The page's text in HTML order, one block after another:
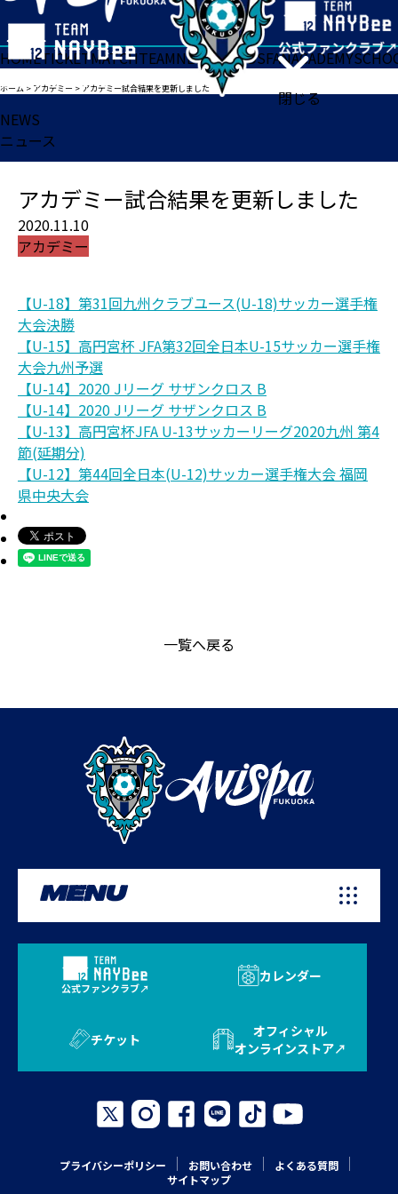
閉じる
HOMETICKETMATCHTEAMNEWSGOODSFANACADEMY
ホーム > アカデミー > アカデミー試合結果を更新しました
NEWS
ニュース
アカデミー試合結果を更新しました
2020.11.10
アカデミー
【U-18】第31回九州クラブユース(U-18)サッカー選手権
大会決勝
【U-15】高円宮杯 JFA第32回全日本U-15サッカー選手権
大会九州予選
【U-14】2020 Jリーグ サザンクロス B
【U-14】2020 Jリーグ サザンクロス B
【U-13】高円宮杯JFA U-13サッカーリーグ2020九州 第4
節(延期分)
【U-12】第44回全日本(U-12)サッカー選手権大会 福岡
県中央大会
一覧へ戻る
MENU
公式ファンクラブ
カレンダー
チケット
オフィシャル
オンラインストア
プライバシーポリシー お問い合わせ
よくある質問
サイトマップ